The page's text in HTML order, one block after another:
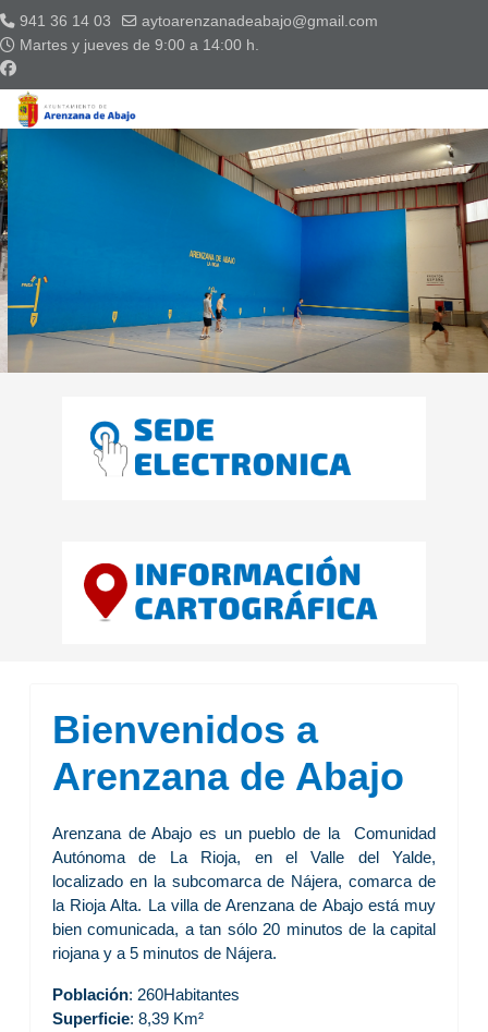
941 36 14 03
aytoarenzanadeabajo@gmail.com
Martes y jueves de 9:00 a 14:00 h.
Bienvenidos a
Arenzana de Abajo
Arenzana de Abajo es un pueblo de la Comunidad
Autónoma de La Rioja, en el Valle del Yalde,
localizado en la subcomarca de Nájera, comarca de
la Rioja Alta. La villa de Arenzana de Abajo está muy
bien comunicada, a tan sólo 20 minutos de la capital
riojana y a 5 minutos de Nájera.
Población: 260Habitantes
Superficie: 8,39 Km²